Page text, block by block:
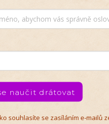
naučit drátovat
souhlasíte se zasíláním e-mailů